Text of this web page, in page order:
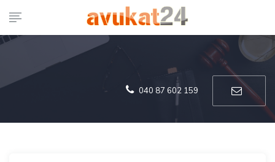
040 87 602 159